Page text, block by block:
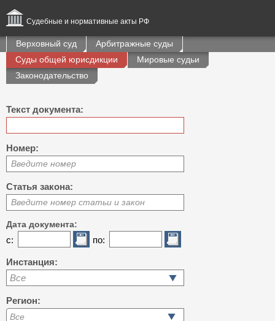
Судебные и нормативные акты РФ
Верховный суд
Арбитражные суды
Суды общей юрисдикции
Мировые судьи
Законодательство
Текст документа:
Номер:
Введите номер
Статья закона:
Введите номер статьи и закон
Дата документа:
с: по:
Инстанция:
Все
Регион: